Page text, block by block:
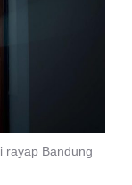
rayap Bandung